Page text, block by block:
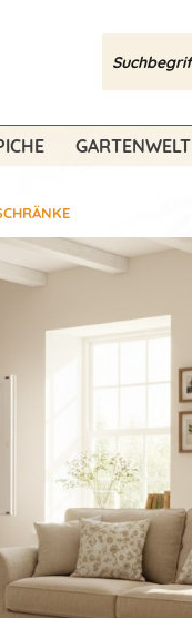
GARTENWELT